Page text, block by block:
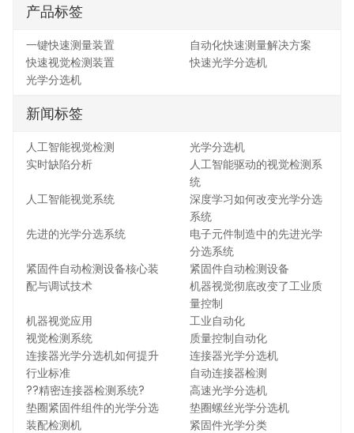
产品标签
一键快速测量装置
自动化快速测量解决方案
快速视觉检测装置
快速光学分选机
光学分选机
新闻标签
人工智能视觉检测
光学分选机
实时缺陷分析
人工智能驱动的视觉检测系
统
人工智能视觉系统
深度学习如何改变光学分选
系统
先进的光学分选系统
电子元件制造中的先进光学
分选系统
紧固件自动检测设备核心装
配与调试技术
紧固件自动检测设备
机器视觉彻底改变了工业质
量控制
机器视觉应用
工业自动化
视觉检测系统
质量控制自动化
连接器光学分选机如何提升
行业标准
连接器光学分选机
自动连接器检测
??精密连接器检测系统?
高速光学分选机
垫圈紧固件组件的光学分选
垫圈螺丝光学分选机
装配检测机
紧固件光学分类